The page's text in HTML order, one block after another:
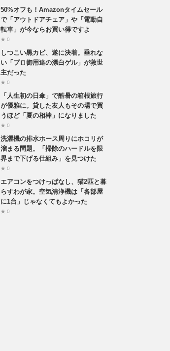
50%オフも！Amazonタイムセール
で「アウトドアチェア」や「電動自
転車」が今ならお買い得ですよ
★ 0
しつこい黒カビ、遂に決着。垂れな
い「プロ御用達の漂白ゲル」が救世
主だった
★ 0
「人生初の日傘」で酷暑の箱根旅行
が優雅に。貸した友人もその場で買
うほど「夏の相棒」になりました
★ 0
洗濯機の排水ホース周りにホコリが
溜まる問題。「掃除のハードルを限
界まで下げる仕組み」を見つけた
★ 0
エアコンをつけっぱなし、猫2匹と暮
らすわが家。空気清浄機は「各部屋
に1台」じゃなくてもよかった
★ 0